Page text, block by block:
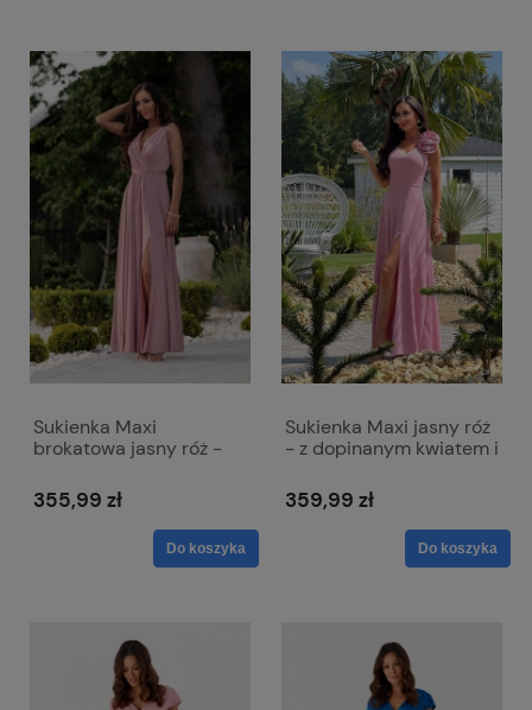
Sukienka Maxi
brokatowa jasny róż -
ramionami - Salma
355,99 zł
Do koszyka
Sukienka Maxi jasny róż
- z dopinanym kwiatem i
359,99 zł
Do koszyka